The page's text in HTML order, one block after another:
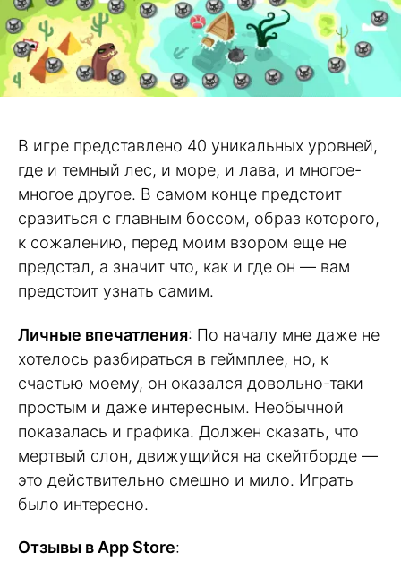
В игре представлено 40 уникальных уровней,
где и темный лес, и море, и лава, и многое-
многое другое. В самом конце предстоит
сразиться с главным боссом, образ которого,
к сожалению, перед моим взором еще не
предстал, а значит что, как и где он — вам
предстоит узнать самим.
Личные впечатления: По началу мне даже не
хотелось разбираться в геймплее, но, к
счастью моему, он оказался довольно-таки
простым и даже интересным. Необычной
показалась и графика. Должен сказать, что
мертвый слон, движущийся на скейтборде —
это действительно смешно и мило. Играть
было интересно.
Отзывы в App Store: